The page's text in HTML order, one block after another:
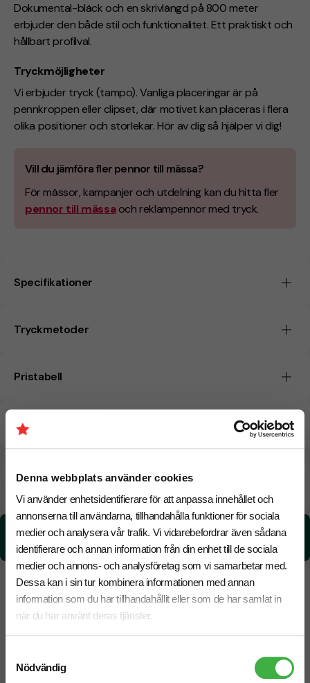
Denna webbplats använder cookies
Vi använder enhetsidentifierare för att anpassa innehållet och
annonserna till användarna, tillhandahålla funktioner för sociala
medier och analysera vår trafik. Vi vidarebefordrar även sådana
identifierare och annan information från din enhet till de sociala
medier och annons- och analysföretag som vi samarbetar med.
Dessa kan i sin tur kombinera informationen med annan
information som du har tillhandahållit eller som de har samlat in
när du har använt deras tjänster.
Nödvändig
Dokumental-bläck och en skrivlängd på 800 meter
erbjuder den både stil och funktionalitet. Ett praktiskt och
hållbart profilval.
Tryckmöjligheter
Vi erbjuder tryck (tampo). Vanliga placeringar är på
pennkroppen eller clipset, där motivet kan placeras i flera
olika positioner och storlekar. Hör av dig så hjälper vi dig!
Vill du jämföra fler pennor till mässa?
För mässor, kampanjer och utdelning kan du hitta fler
pennor till mässaoch reklampennor med tryck.
Specifikationer
Tryckmetoder
Pristabell
CO₂e -avtryck
17 Augusti Beräknad leveranstid:
Snabbare leverans? Kontakta oss.
CO₂e -avtryck:
0.05 kg CO₂e / per styck